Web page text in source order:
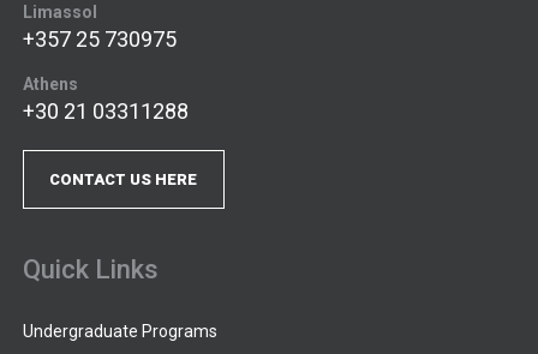
Limassol
+357 25 730975
Athens
+30 21 03311288
CONTACT US HERE
Quick Links
Undergraduate Programs